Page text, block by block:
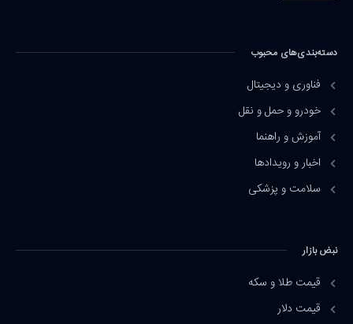
دسته‌بندی‌های محبوب
فناوری و دیجیتال
خودرو و حمل و نقل
آموزش و راهنما
اخبار و رویدادها
سلامت و پزشکی
نبض بازار
قیمت طلا و سکه
قیمت دلار